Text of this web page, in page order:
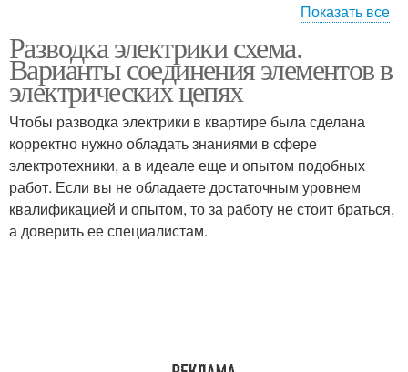
Комнатная квартира
электропроводка
Электропроводки на
группы
Электропроводки в
доме
Показать все
Разводка электрики схема.
Варианты соединения элементов в
электрических цепях
Чтобы разводка электрики в квартире была сделана
корректно нужно обладать знаниями в сфере
электротехники, а в идеале еще и опытом подобных
работ. Если вы не обладаете достаточным уровнем
квалификацией и опытом, то за работу не стоит браться,
а доверить ее специалистам.